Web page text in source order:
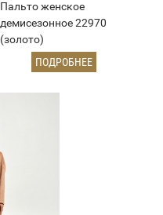
Пальто женское
демисезонное 22970
(золото)
ПОДРОБНЕЕ